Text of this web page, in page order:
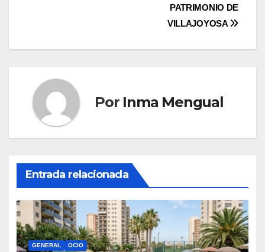
PATRIMONIO DE
VILLAJOYOSA
Por Inma Mengual
Entrada relacionada
GENERAL OCIO